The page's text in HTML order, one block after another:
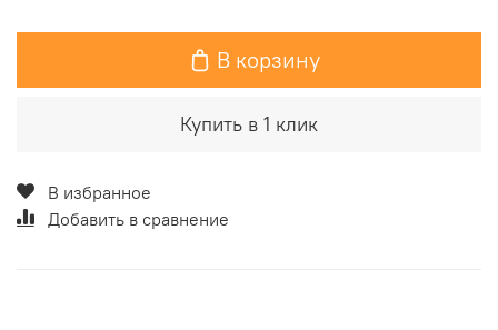
В корзину
Купить в 1 клик
В избранное
Добавить в сравнение